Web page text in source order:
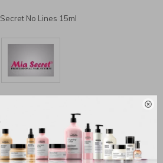

No Lines 15ml
te pueden interesar